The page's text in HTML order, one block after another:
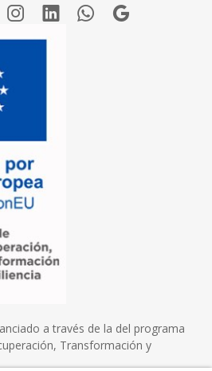
a través de la del programa
Transformación y